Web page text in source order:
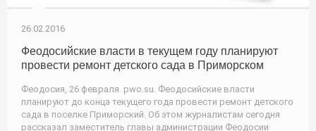
26.02.2016
Феодосийские власти в текущем году планируют
провести ремонт детского сада в Приморском
Феодосия, 26 февраля. pwo.su. Феодосийские власти
планируют до конца текущего года провести ремонт детского
сада в поселке Приморский. Об этом журналистам сегодня
рассказал заместитель главы администрации Феодосии